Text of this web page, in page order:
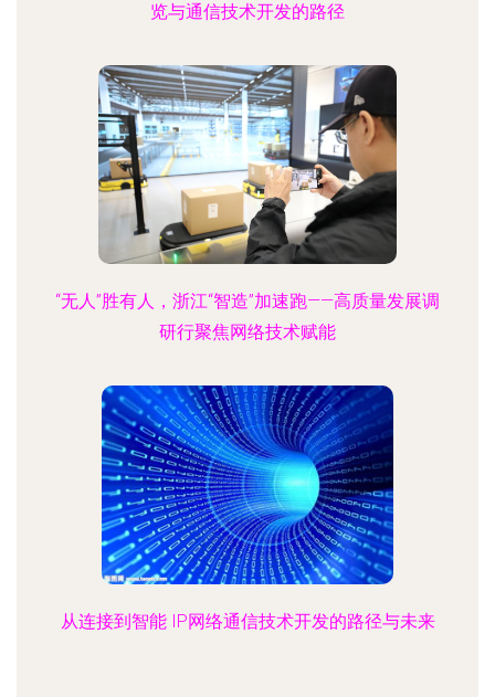
览与通信技术开发的路径
“无人”胜有人，浙江“智造”加速跑——高质量发展调
研行聚焦网络技术赋能
从连接到智能 IP网络通信技术开发的路径与未来